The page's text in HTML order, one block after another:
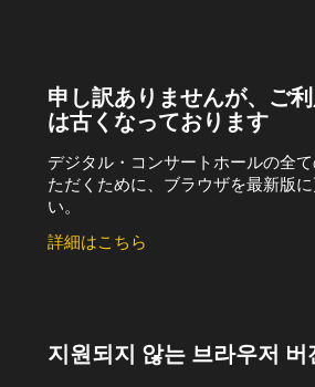
申し訳ありませんが、ご
は古くなっております
デジタル・コンサートホールの全
ただくために、ブラウザを最新版
い。
詳細はこちら
지원되지 않는 브라우저 버